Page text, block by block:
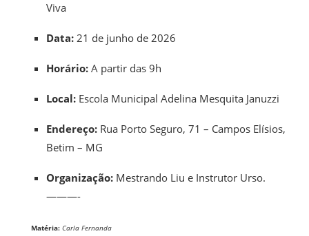
Viva
Data: 21 de junho de 2026
Horário: A partir das 9h
Local: Escola Municipal Adelina Mesquita Januzzi
Endereço: Rua Porto Seguro, 71 – Campos Elísios,
Betim – MG
Organização: Mestrando Liu e Instrutor Urso.
———-
Matéria: Carla Fernanda